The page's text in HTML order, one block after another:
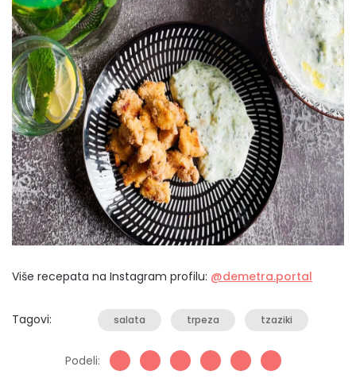
Više recepata na Instagram profilu: @demetra.portal
Tagovi: salata trpeza tzaziki
Podeli: